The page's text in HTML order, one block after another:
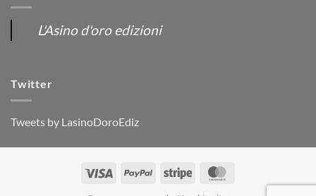
L'Asino d'oro edizioni
Twitter
Tweets by LasinoDoroEdiz
Visa PayPal Stripe